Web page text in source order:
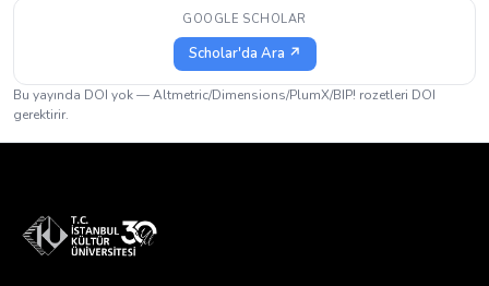
GOOGLE SCHOLAR
Scholar'da Ara ↗
Bu yayında DOI yok — Altmetric/Dimensions/PlumX/BIP! rozetleri DOI
gerektirir.